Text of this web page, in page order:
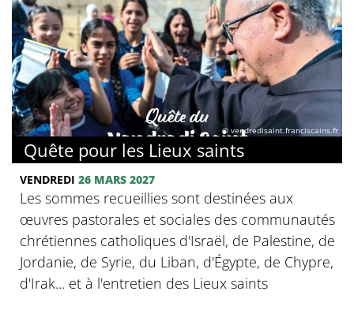
© vendredisaint.franciscains.fr
Quête pour les Lieux saints
VENDREDI 26 MARS 2027
Les sommes recueillies sont destinées aux
œuvres pastorales et sociales des communautés
chrétiennes catholiques d'Israël, de Palestine, de
Jordanie, de Syrie, du Liban, d'Égypte, de Chypre,
d'Irak... et à l'entretien des Lieux saints